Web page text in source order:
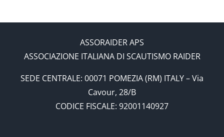
ASSORAIDER APS
ASSOCIAZIONE ITALIANA DI SCAUTISMO RAIDER
SEDE CENTRALE: 00071 POMEZIA (RM) ITALY – Via
Cavour, 28/B
CODICE FISCALE: 92001140927